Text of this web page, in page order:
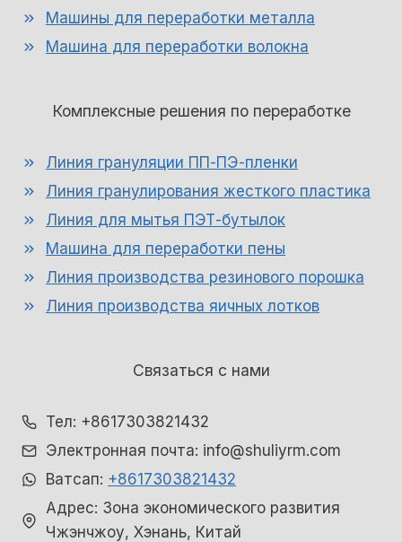
Машины для переработки металла
Машина для переработки волокна
Комплексные решения по переработке
Линия грануляции ПП-ПЭ-пленки
Линия гранулирования жесткого пластика
Линия для мытья ПЭТ-бутылок
Машина для переработки пены
Линия производства резинового порошка
Линия производства яичных лотков
Связаться с нами
Тел: +8617303821432
Электронная почта: info@shuliyrm.com
Ватсап: +8617303821432
Адрес: Зона экономического развития
Чжэнчжоу, Хэнань, Китай